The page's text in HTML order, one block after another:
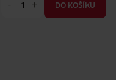
- + DO KOŠÍKU